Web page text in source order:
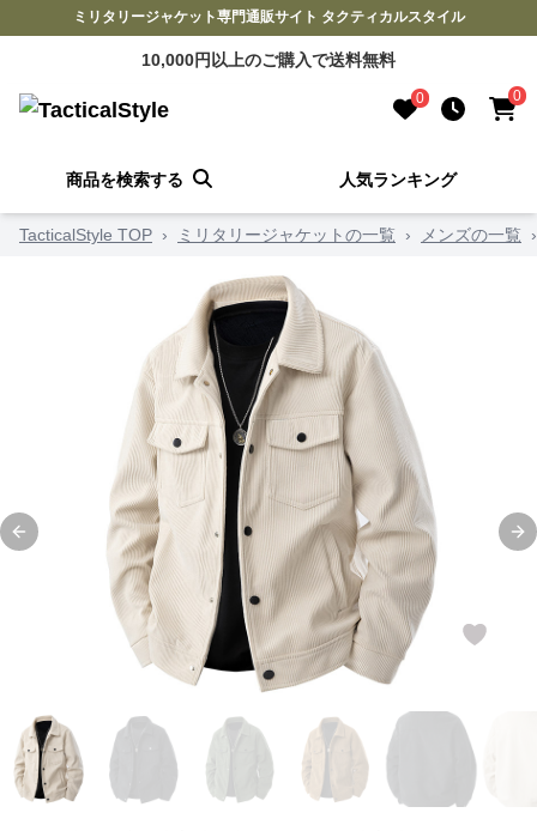
ミリタリージャケット専門通販サイト タクティカルスタイル
10,000円以上のご購入で送料無料
0 0
商品を検索する 人気ランキング
TacticalStyle TOP › ミリタリージャケットの一覧 › メンズの一覧 ›
Previous slide